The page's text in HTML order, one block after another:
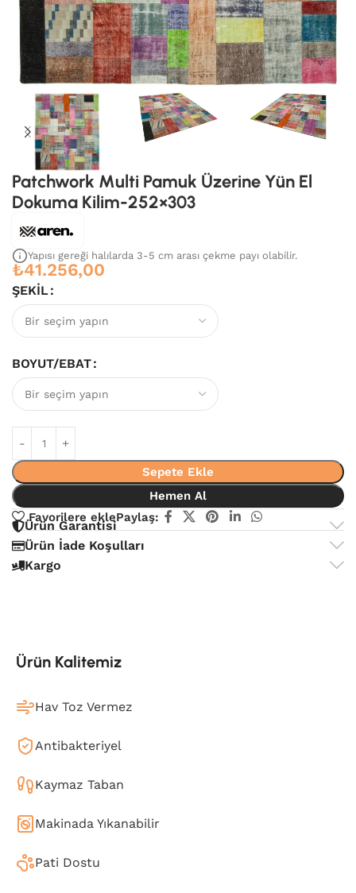
Patchwork Multi Pamuk Üzerine Yün El
Dokuma Kilim-252×303
Yapısı gereği halılarda 3-5 cm arası çekme payı olabilir.
₺41.256,00
ŞEKIL
BOYUT/EBAT
Sepete Ekle
Hemen Al
Favorilere eklePaylaş:
Ürün Garantisi
Ürün İade Koşulları
Kargo
Ürün Kalitemiz
Hav Toz Vermez
Antibakteriyel
Kaymaz Taban
Makinada Yıkanabilir
Pati Dostu